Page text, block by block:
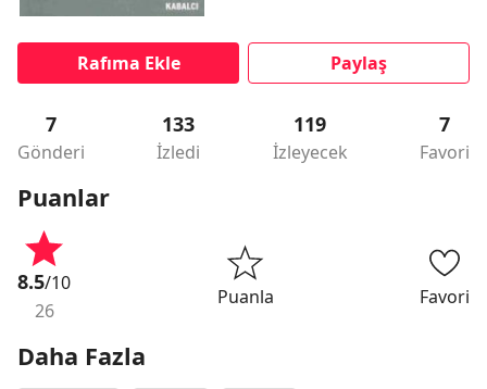
Rafıma Ekle Paylaş
7
Gönderi
133
İzledi
119
İzleyecek
7
Favori
Puanlar
8.5/10
26
Puanla Favori
Daha Fazla